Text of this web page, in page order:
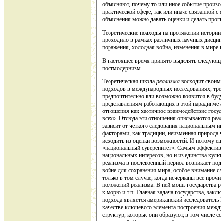
объясняют, почему то или иное событие
практической сфере, так или иначе
объяснения можно давать оценки и делать
Теоретические подходы на протяжении
проходило в рамках различных научных
поражения, холодная война, изменения в мире
В настоящее время принято выделять
постмодернизм.
Теоретическая школа реализма восходит
подходов в международных исследованиях,
предпочтительно или возможно появится в
представлениям работающих в этой парадигме
отношения как хаотичное взаимодействие
всех». Отсюда эти отношения описываются
зависит от четкого следования
факторами, как традиции, неизменная природа
исходить из оценки возможностей. И потому
«национальный суверенитет». Самым
национальных интересов, но и из единства
реализма в послевоенный период возникает
войне для сохранения мира, особое внимание
только в том случае, когда исчерпаны все
положений реализма. В ней мощь государства
к морю и т.п. Главная задача государства,
подхода является американский
качестве ключевого элемента построения
структур, которые они образуют, в том числе